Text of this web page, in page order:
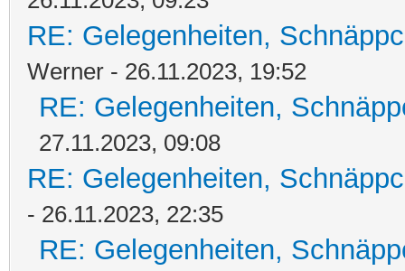
RE: Gelegenheiten,
Werner - 26.11.2023, 19:52
RE: Gelegenheiten,
27.11.2023, 09:08
RE: Gelegenheiten,
- 26.11.2023, 22:35
RE: Gelegenheiten,